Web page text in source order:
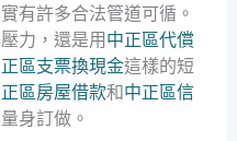
有許多合法管道可循。
力，還是用 中正區代償
區支票換現金這樣的短
區房屋借款和中正區信
身訂做。